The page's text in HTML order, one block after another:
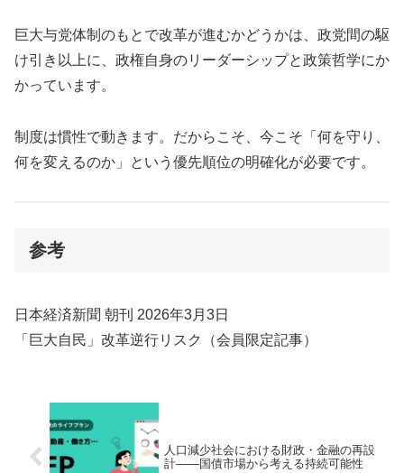
巨大与党体制のもとで改革が進むかどうかは、政党間の駆
け引き以上に、政権自身のリーダーシップと政策哲学にか
かっています。
制度は慣性で動きます。だからこそ、今こそ「何を守り、
何を変えるのか」という優先順位の明確化が必要です。
参考
日本経済新聞 朝刊 2026年3月3日
「巨大自民」改革逆行リスク（会員限定記事）
人口減少社会における財政・金融の再設
計――国債市場から考える持続可能性